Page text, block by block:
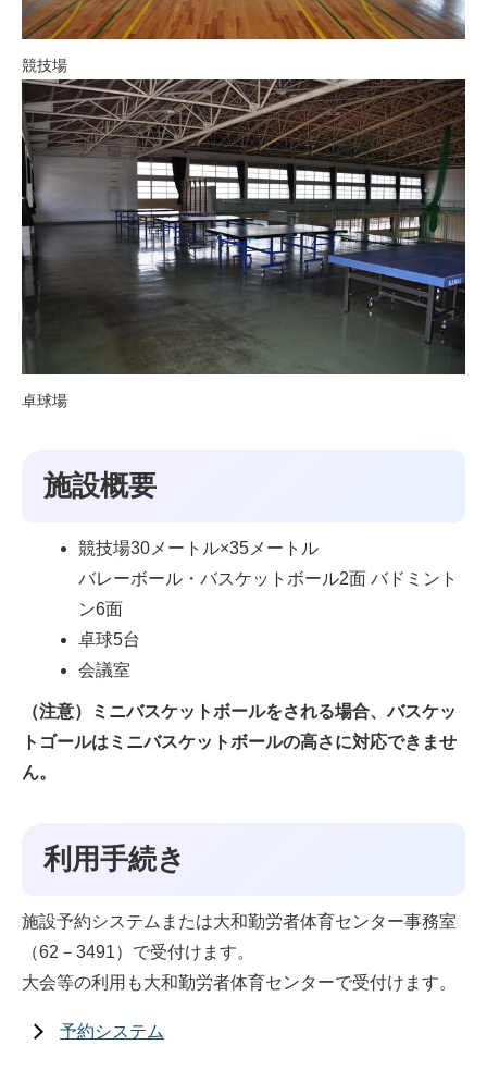
競技場
卓球場
施設概要
競技場30メートル×35メートル
バレーボール・バスケットボール2面 バドミント
ン6面
卓球5台
会議室
（注意）ミニバスケットボールをされる場合、バスケッ
トゴールはミニバスケットボールの高さに対応できませ
ん。
利用手続き
施設予約システムまたは大和勤労者体育センター事務室
（62－3491）で受付けます。
大会等の利用も大和勤労者体育センターで受付けます。
予約システム